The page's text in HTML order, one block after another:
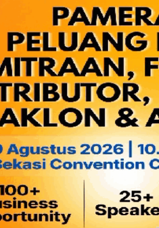
Meraih Gerak Doktoral S3 di
Kapolri meminta capaja mampu
harus mampu menjaga keamanan
Baca juga:Kapolres Metro Bekasi
Kamtibmas dan Berikan Solusi
Capaja juga diingatkan untuk siap
nyaman dalam membantu masyarakat
Baca juga: Momen Ortu Catar
Senang